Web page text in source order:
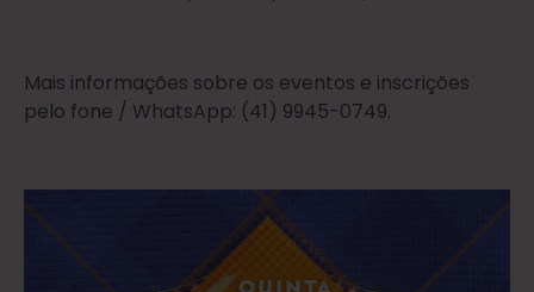
Mais informações sobre os eventos e inscrições
pelo fone / WhatsApp: (41) 9945-0749.